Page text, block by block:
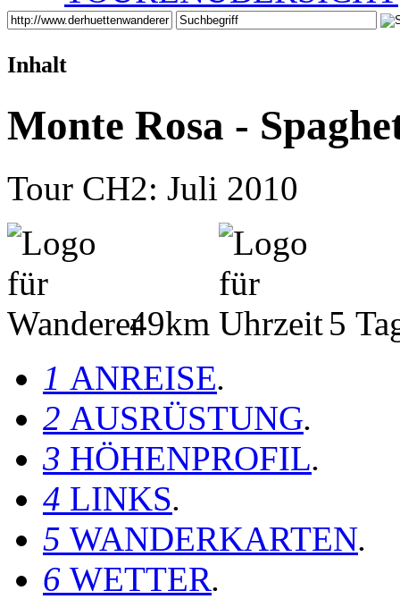
Inhalt
Monte Rosa -
Tour CH2: Juli 2010
49km
5
1 ANREISE.
2 AUSRÜSTUNG.
3 HÖHENPROFIL.
4 LINKS.
5 WANDERKARTEN.
6 WETTER.